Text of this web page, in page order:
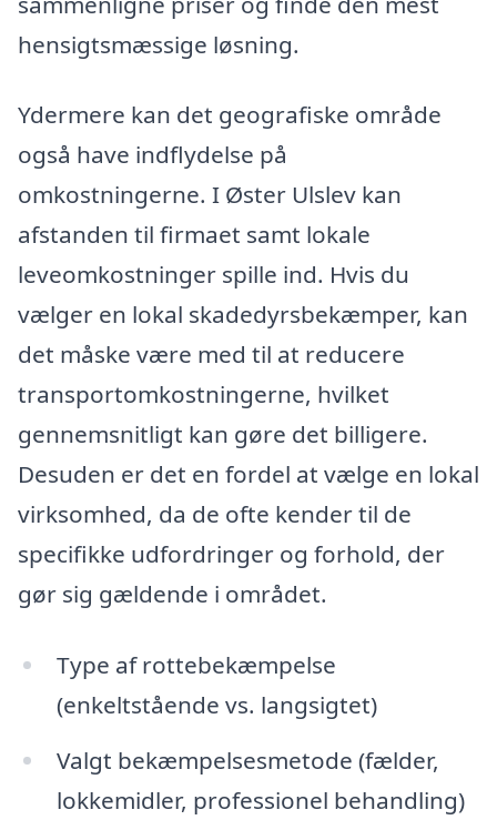
hensigtsmæssige løsning.
Ydermere kan det geografiske område
også have indflydelse på
omkostningerne. I Øster Ulslev kan
afstanden til firmaet samt lokale
leveomkostninger spille ind. Hvis du
vælger en lokal skadedyrsbekæmper, kan
det måske være med til at reducere
transportomkostningerne, hvilket
gennemsnitligt kan gøre det billigere.
Desuden er det en fordel at vælge en lokal
virksomhed, da de ofte kender til de
specifikke udfordringer og forhold, der
gør sig gældende i området.
Type af rottebekæmpelse
(enkeltstående vs. langsigtet)
Valgt bekæmpelsesmetode (fælder,
lokkemidler, professionel behandling)